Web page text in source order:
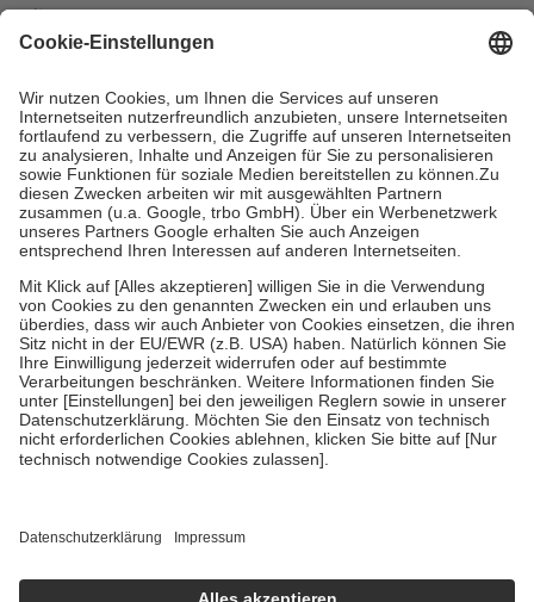
mit.
Grundsätzlich leisten Mitglieder Zuzahlungen in Höhe von zehn
höchstens zehn Euro.
Es sind jedoch nie mehr als die tatsächlichen
Kosten der Leistung zu entrichten.
Diese Regeln gelten grundsätzlich auch für Online-Apotheken.
Bei Heilmitteln und häuslicher Krankenpflege beträgt die
Zuzahlung zehn Prozent der Kosten sowie zehn Euro je
Verordnung.
Um das Engagement der Versicherten für ihre eigene Gesundheit zu
stärken und die besondere Stellung der Familie zu unterstützen,
fallenkeine Zuzahlungenan bei:
• Kindern und Jugendlichen bis zum vollendeten 18. Lebensjahr
mit Ausnahme der Fahrkosten
• Untersuchungen zur Vorsorge und Früherkennung, die von der
GKV getragen werden
• empfohlenen Schutzimpfungen
• Harn- und Blutteststreifen
getroffen, um sicherzustellen, dass es sich um echte Bewertungen
https://help.etrusted.com/hc/de/articles/4419944605341